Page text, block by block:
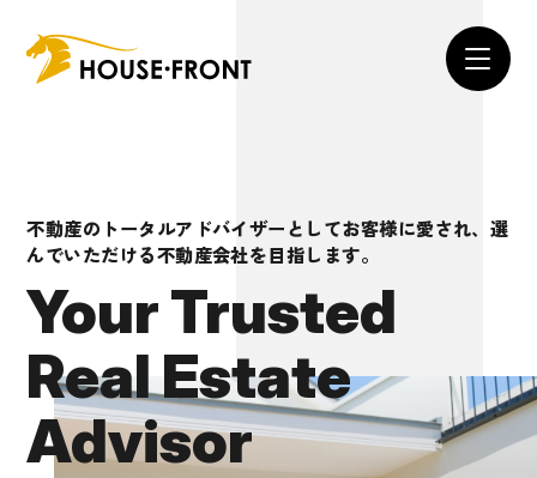
Peace of Mind
for Owners,
Trust and Comfort for Tenants.
不動産のトータルアドバイザーとしてお客様に愛され、選
んでいただける不動産会社を目指します。
Your Trusted
Real Estate
Advisor
20 Years of
In Nakazakicho,
Osaka’s Kita Ward.